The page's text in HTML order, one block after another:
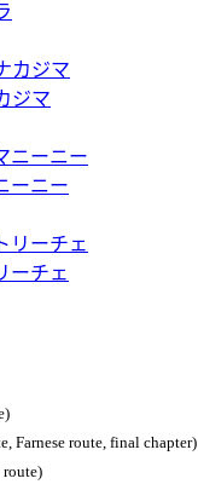
ジマ
ーニー
ーチェ
Farnese route, final chapter)
route)